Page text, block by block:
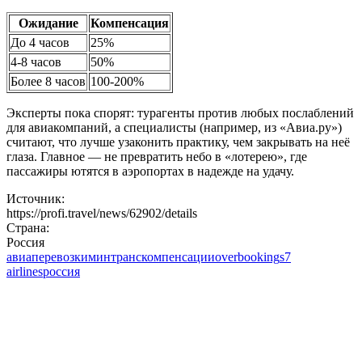
Ожидание
Компенсация
До 4 часов
25%
4-8 часов
50%
Более 8 часов 100-200%
Эксперты пока спорят: турагенты против любых послаблений
для авиакомпаний, а специалисты (например, из «Авиа.ру»)
считают, что лучше узаконить практику, чем закрывать на неё
глаза. Главное — не превратить небо в «лотерею», где
пассажиры ютятся в аэропортах в надежде на удачу.
Источник:
https://profi.travel/news/62902/details
Страна:
Россия
авиаперевозкиминтранскомпенсацииoverbookings7
airlinesроссия